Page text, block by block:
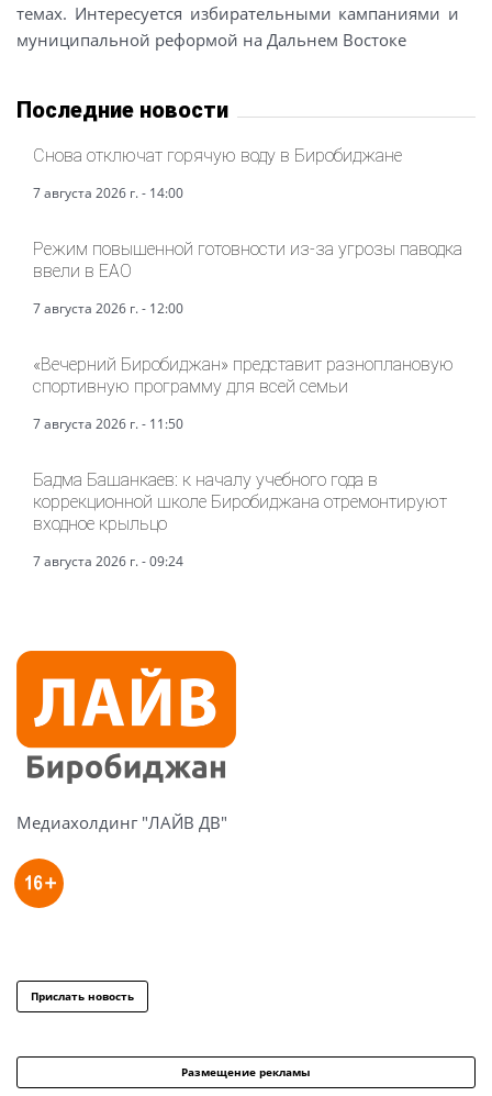
темах. Интересуется избирательными кампаниями и
муниципальной реформой на Дальнем Востоке
Последние новости
Снова отключат горячую воду в Биробиджане
7 августа 2026 г. - 14:00
Режим повышенной готовности из-за угрозы паводка
ввели в ЕАО
7 августа 2026 г. - 12:00
«Вечерний Биробиджан» представит разноплановую
спортивную программу для всей семьи
7 августа 2026 г. - 11:50
Бадма Башанкаев: к началу учебного года в
коррекционной школе Биробиджана отремонтируют
входное крыльцо
7 августа 2026 г. - 09:24
Медиахолдинг "ЛАЙВ ДВ"
Прислать новость
Размещение рекламы